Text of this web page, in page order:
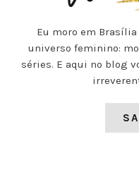
Eu moro em
universo feminino:
séries. E aqui no blog